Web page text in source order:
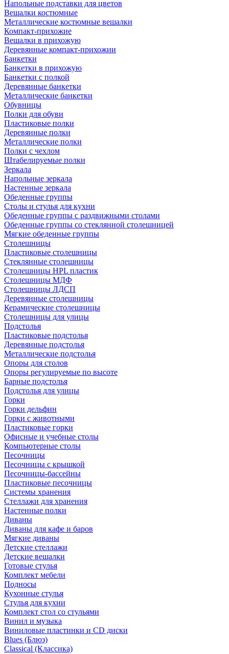
Напольные подставки для цветов
Вешалки костюмные
Металлические костюмные вешалки
Компакт-прихожие
Вешалки в прихожую
Деревянные компакт-прихожии
Банкетки
Банкетки в прихожую
Банкетки с полкой
Деревянные банкетки
Металлические банкетки
Обувницы
Полки для обуви
Пластиковые полки
Деревянные полки
Металлические полки
Полки с чехлом
Штабелируемые полки
Зеркала
Напольные зеркала
Настенные зеркала
Обеденные группы
Столы и стулья для кухни
Обеденные группы с раздвижными столами
Обеденные группы со стеклянной столешницей
Мягкие обеденные группы
Столешницы
Пластиковые столешницы
Стеклянные столешницы
Столешницы HPL пластик
Столешницы МДФ
Столешницы ЛДСП
Деревянные столешницы
Керамические столешницы
Столешницы для улицы
Подстолья
Пластиковые подстолья
Деревянные подстолья
Металлические подстолья
Опоры для столов
Опоры регулируемые по высоте
Барные подстолья
Подстолья для улицы
Горки
Горки дельфин
Горки с животными
Пластиковые горки
Офисные и учебные столы
Компьютерные столы
Песочницы
Песочницы с крышкой
Песочницы-бассейны
Пластиковые песочницы
Системы хранения
Стеллажи для хранения
Настенные полки
Диваны
Диваны для кафе и баров
Мягкие диваны
Детские стеллажи
Детские вешалки
Готовые стулья
Комплект мебели
Подносы
Кухонные стулья
Стулья для кухни
Комплект стол со стульями
Винил и музыка
Виниловые пластинки и CD диски
Blues (Блюз)
Classical (Классика)